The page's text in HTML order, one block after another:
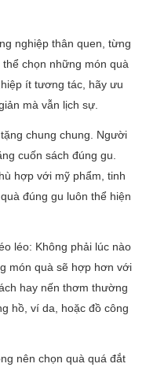
nghiệp thân quen, từng
chọn những món quà
ít tương tác, hãy ưu
mà vẫn lịch sự.
chung chung. Người
cuốn sách đúng gu.
hợp với mỹ phẩm, tinh
đúng gu luôn thể hiện
léo: Không phải lúc nào
món quà sẽ hợp hơn với
hay nến thơm thường
hồ, ví da, hoặc đồ công
nên chọn quà quá đắt